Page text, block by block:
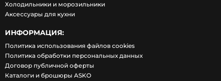
Холодильники и морозильники
Аксессуары для кухни
ИНФОРМАЦИЯ:
Политика использования файлов cookies
Политика обработки персональных данных
Договор публичной оферты
Каталоги и брошюры ASKO